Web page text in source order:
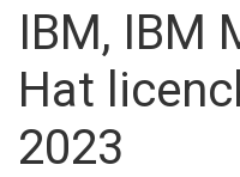
IBM, IBM
Hat
2023